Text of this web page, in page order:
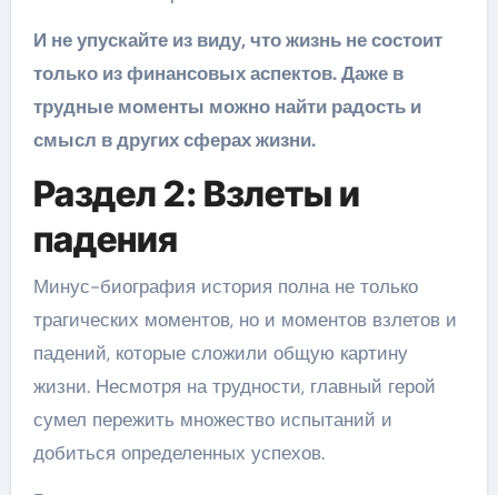
И не упускайте из виду, что жизнь не состоит
только из финансовых аспектов. Даже в
трудные моменты можно найти радость и
смысл в других сферах жизни.
Раздел 2: Взлеты и
падения
Минус-биография история полна не только
трагических моментов, но и моментов взлетов и
падений, которые сложили общую картину
жизни. Несмотря на трудности, главный герой
сумел пережить множество испытаний и
добиться определенных успехов.